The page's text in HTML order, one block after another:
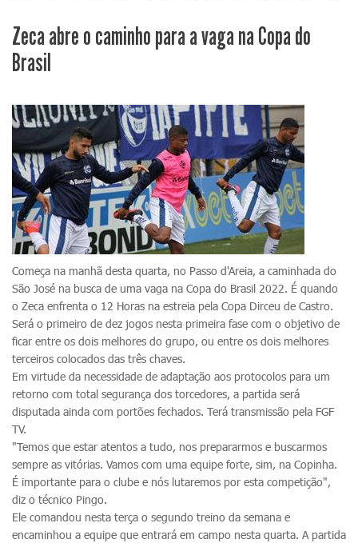
Zeca abre o caminho para a vaga na Copa do
Brasil
Começa na manhã desta quarta, no Passo d'Areia, a caminhada do
São José na busca de uma vaga na Copa do Brasil 2022. É quando
o Zeca enfrenta o 12 Horas na estreia pela Copa Dirceu de Castro.
Será o primeiro de dez jogos nesta primeira fase com o objetivo de
ficar entre os dois melhores do grupo, ou entre os dois melhores
terceiros colocados das três chaves.
Em virtude da necessidade de adaptação aos protocolos para um
retorno com total segurança dos torcedores, a partida será
disputada ainda com portões fechados. Terá transmissão pela FGF
TV.
"Temos que estar atentos a tudo, nos prepararmos e buscarmos
sempre as vitórias. Vamos com uma equipe forte, sim, na Copinha.
É importante para o clube e nós lutaremos por esta competição",
diz o técnico Pingo.
Ele comandou nesta terça o segundo treino da semana e
encaminhou a equipe que entrará em campo nesta quarta. A partida